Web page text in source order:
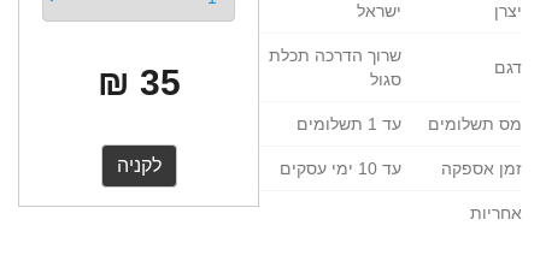
35 ₪
יצרן ישראל
דגם
שרוך הדרכה תכלת
סגול
מס תשלומים עד 1 תשלומים
זמן אספקה עד 10 ימי עסקים
אחריות